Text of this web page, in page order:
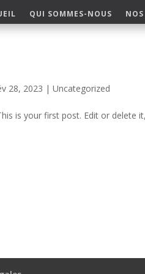
QUI SOMMES-NOUS
28, 2023 |Uncategorized
is your first post. Edit or delete